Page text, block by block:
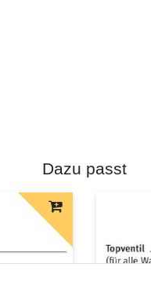
Dazu passt